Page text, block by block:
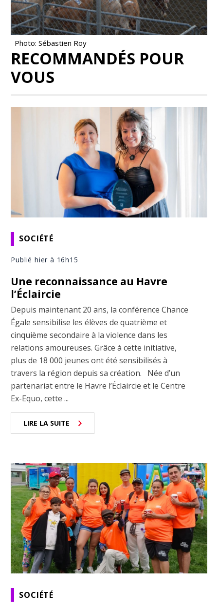
Photo: Sébastien Roy
RECOMMANDÉS POUR
VOUS
SOCIÉTÉ
Publié hier à 16h15
Une reconnaissance au Havre
l’Éclaircie
Depuis maintenant 20 ans, la conférence Chance
Égale sensibilise les élèves de quatrième et
cinquième secondaire à la violence dans les
relations amoureuses. Grâce à cette initiative,
plus de 18 000 jeunes ont été sensibilisés à
travers la région depuis sa création. Née d’un
partenariat entre le Havre l’Éclaircie et le Centre
Ex-Equo, cette ...
LIRE LA SUITE
SOCIÉTÉ